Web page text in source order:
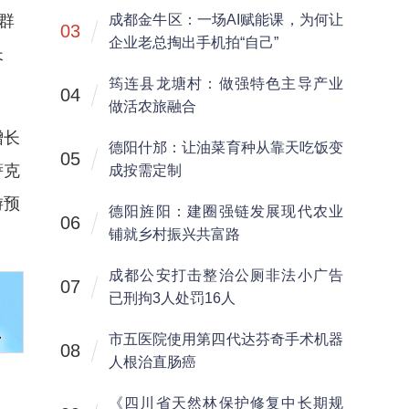
克
03
成都金牛区：一场AI赋能课，为何让
企业老总掏出手机拍“自己”
04
筠连县龙塘村：做强特色主导产业
做活农旅融合
05
德阳什邡：让油菜育种从靠天吃饭变
成按需定制
06
德阳旌阳：建圈强链发展现代农业
铺就乡村振兴共富路
07
成都公安打击整治公厕非法小广告
已刑拘3人处罚16人
08
市五医院使用第四代达芬奇手术机器
人根治直肠癌
《四川省天然林保护修复中长期规